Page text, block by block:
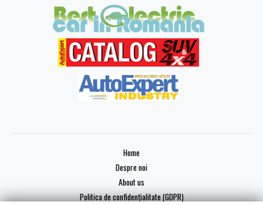
Home
Despre noi
About us
Politica de confidențialitate (GDPR)